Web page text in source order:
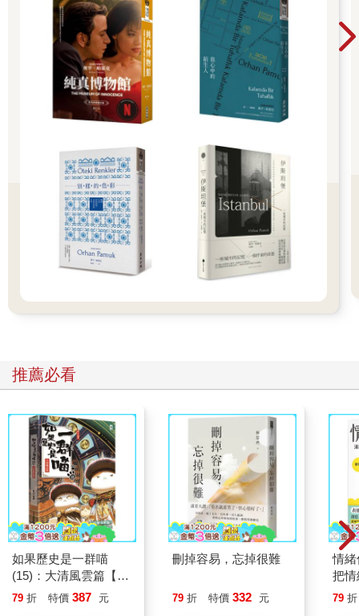
001——形式／內容
形式（form）與內容（content）是任何創意產出、創作領域，都
必須面對的重要課題：文學、繪畫、雕塑、塔羅牌、音樂，或是
一幅在NFT市場販賣的猴子插圖。乍看之下，明明「形式」與
「內容」截然不同，能夠分開討論—單以文學而言，形式著重的
是關於人物塑造、情節高潮、格律結構等技巧，是作品的「骨
是文學作品的「血肉」裡層。用一句話說得更直白：形式是探問
作品「如何說」它，而內容則是作品它「說了什麼」。但若是要
回到實際的創作面，兩者其實無法割裂，它們必須要互相完整。
是的，所以這本書當然不會、也無法告訴你任何簡單的分法「形
式就是××」、「形式不是××」、「內容是形式以外的○○」。任何
一個寫作者，從來都無法輕易畫出兩者的界線。甚至，如果單純
只是以「讀者」角度出發，其實也不太需要在閱讀過程中去區分
何處是形式、何處是內容—看電影時，我們是被主角的動機吸
自於作者對生命的獨特體察，還是分行斷句帶來製造的效果？長
受。
考如何去拿捏兩者的關係。台灣當代重要詩人楊牧曾在《一首詩
的完成》這本書信體的散文集裡，自述過這樣的迷惘：「我一度
深為內容和形式孰先孰後感到困惑，那是少年時代，當我開始執
筆要寫一些什麼東西的時代——」因此，楊牧開始試圖模仿各種
詩型、臨摹連自己也不確知意義的格律、甚至強記各種辭藻來填
充自己的詩行。但楊牧後來很快便厭倦了這般制式途徑，便轉向
追求現代詩中的敦厚與真摯。
然而，十七歲的楊牧曾經走過一遭的遠路，並不只是出於臨摹格
律、學習不同詩型的形式練習。事實上，許多優秀作家對於「形
式」技術層面的關心，也往往並不少於對「內容」的追求。這個
困惑，只是尚在辯證「內容該如何安置」的問題。在這封寫給年
輕詩人的信中，彼時已經四十八歲的楊牧寫道：「形式是活的，
推薦必看
如果歷史是一群喵
(15)：大清風雲篇【萌
貓漫畫學歷史】
79 折 特價 387 元
刪掉容易，忘掉很難
79 折 特價 332 元
情
把
誰
79 折